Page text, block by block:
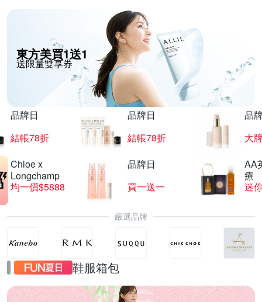
東方美買1送1
送限量雙享券
品牌日
結帳78折
品牌日
結帳78折
品
大
Chloe x
Longchamp
均一價$5888
品牌日
買一送一
AA
療
嚴選品牌
鞋服箱包